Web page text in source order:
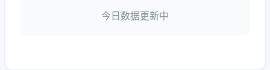
今日数据更新中